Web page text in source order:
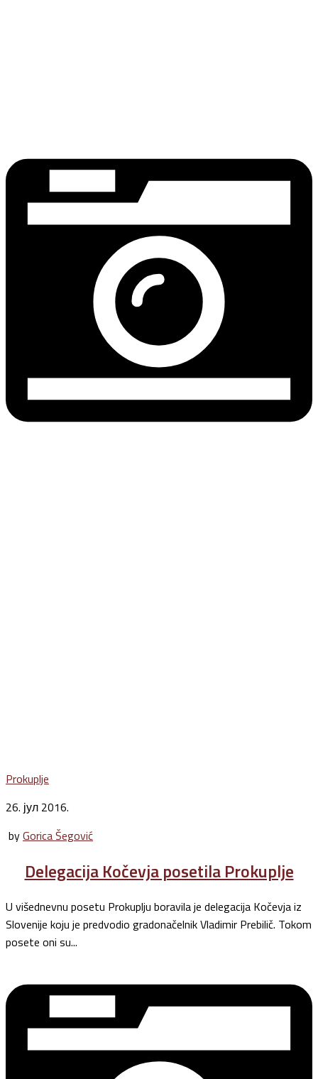
Prokuplje
26. јул 2016.
byGorica Šegović
Delegacija Kočevja posetila Prokuplje
U višednevnu posetu Prokuplju boravila je delegacija Kočevja iz
Slovenije koju je predvodio gradonačelnik Vladimir Prebilič. Tokom
posete oni su...